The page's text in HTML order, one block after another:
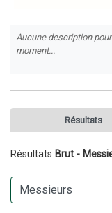
Aucune description
moment...
Résultats
Résultats Brut -